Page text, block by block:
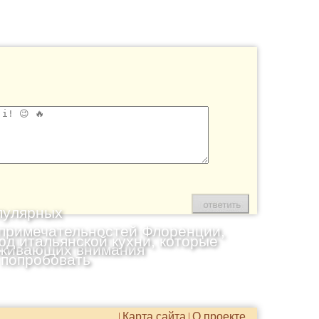
Флоренции,
внимания
итальянской кухни, которые
О проекте
Карта сайта